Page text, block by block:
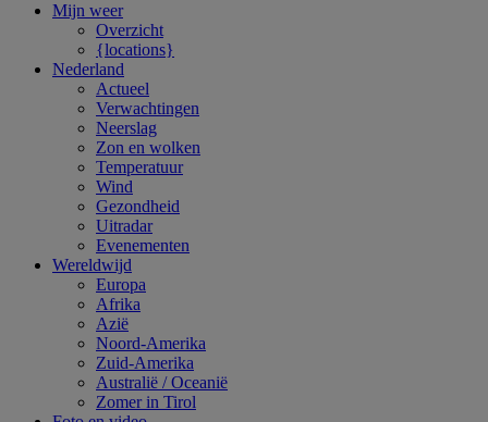
Mijn weer
Overzicht
{locations}
Nederland
Actueel
Verwachtingen
Neerslag
Zon en wolken
Temperatuur
Wind
Gezondheid
Uitradar
Evenementen
Wereldwijd
Europa
Afrika
Azië
Noord-Amerika
Zuid-Amerika
Australië / Oceanië
Zomer in Tirol